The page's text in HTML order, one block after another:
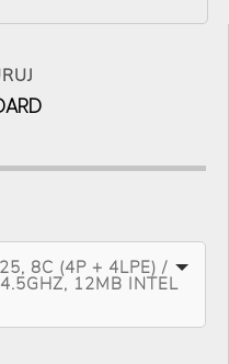
8C (4P + 4LPE) /
12MB INTEL